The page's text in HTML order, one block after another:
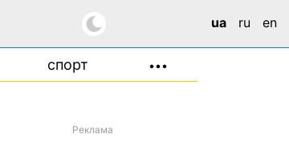
ua ru en
спорт •••
Реклама